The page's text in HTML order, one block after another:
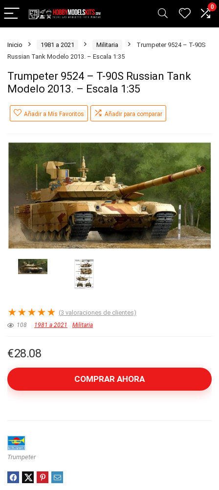
0
Inicio 1981 a 2021 Militaria
Trumpeter 9524 – T-90S
Russian Tank Modelo 2013. – Escala 1:35
Trumpeter 9524 – T-90S Russian Tank
Modelo 2013. – Escala 1:35
Añadir a Mis Favoritos Añadir para comparar
★★★★★ (3 valoraciones de clientes)
108 1981 a 2021 Militaria
€28.08
COMPRAR AHORA
Trumpeter